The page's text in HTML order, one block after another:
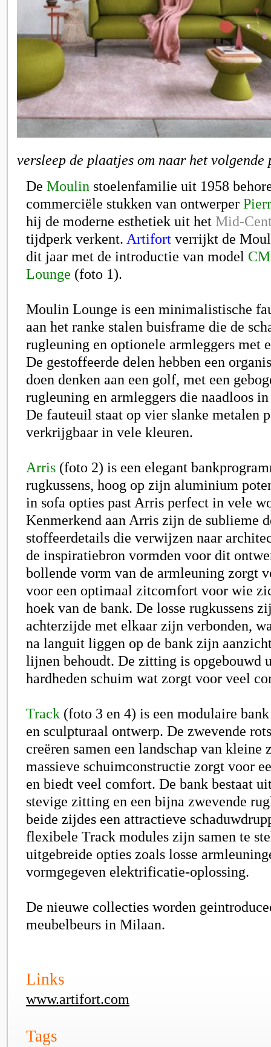
versleep de plaatjes om naar het
De Moulin stoelenfamilie uit 1958
commerciële stukken van ontwerper
hij de moderne esthetiek uit het Mid-
tijdperk verkent. Artifort verrijkt de
dit jaar met de introductie van model
Lounge (foto 1).
Moulin Lounge is een minimalistische
aan het ranke stalen buisframe die de
rugleuning en optionele armleggers met
De gestoffeerde delen hebben een
doen denken aan een golf, met een
rugleuning en armleggers die naadloos
De fauteuil staat op vier slanke metalen
verkrijgbaar in vele kleuren.
Arris (foto 2) is een elegant
rugkussens, hoog op zijn aluminium
in sofa opties past Arris perfect in vele
Kenmerkend aan Arris zijn de sublieme
stoffeerdetails die verwijzen naar
de inspiratiebron vormden voor dit
bollende vorm van de armleuning zorgt
voor een optimaal zitcomfort voor wie
hoek van de bank. De losse rugkussens
achterzijde met elkaar zijn verbonden,
na languit liggen op de bank zijn
lijnen behoudt. De zitting is opgebouwd
hardheden schuim wat zorgt voor veel
Track (foto 3 en 4) is een modulaire
en sculpturaal ontwerp. De zwevende
creëren samen een landschap van kleine
massieve schuimconstructie zorgt voor
en biedt veel comfort. De bank bestaat
stevige zitting en een bijna zwevende
beide zijdes een attractieve
flexibele Track modules zijn samen te
uitgebreide opties zoals losse
vormgegeven elektrificatie-oplossing.
De nieuwe collecties worden
meubelbeurs in Milaan.
Links
www.artifort.com
Tags